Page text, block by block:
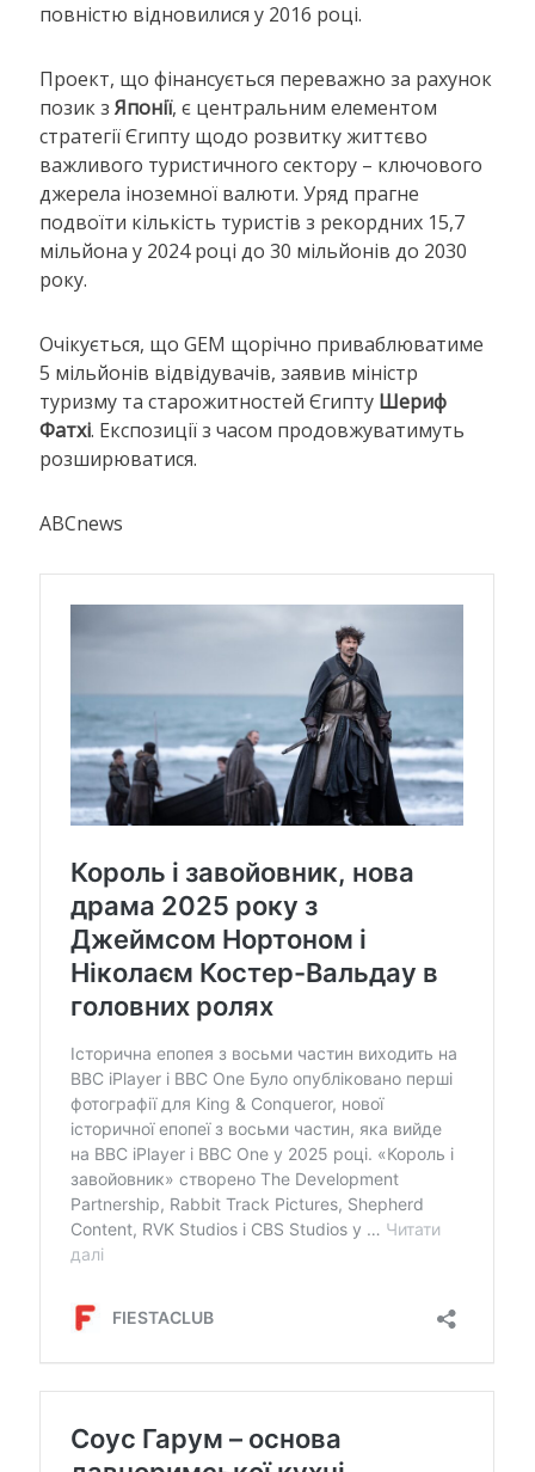
повністю відновилися у 2016 році.
Проект, що фінансується переважно за рахунок
позик зЯпонії, є центральним елементом
стратегії Єгипту щодо розвитку життєво
важливого туристичного сектору – ключового
джерела іноземної валюти. Уряд прагне
подвоїти кількість туристів з рекордних 15,7
мільйона у 2024 році до 30 мільйонів до 2030
року.
Очікується, що GEM щорічно приваблюватиме
5 мільйонів відвідувачів, заявив міністр
туризму та старожитностей Єгипту Шериф
Фатхі. Експозиції з часом продовжуватимуть
розширюватися.
ABCnews